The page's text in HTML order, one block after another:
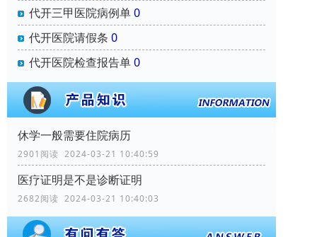
代开三甲医院病例单0
代开医院请假条 0
代开医院检查报告单0
休学一般需要住院病历
2901阅读 2024-03-21 10:40:59
医疗证明是不是诊断证明
2682阅读 2024-03-21 10:40:03